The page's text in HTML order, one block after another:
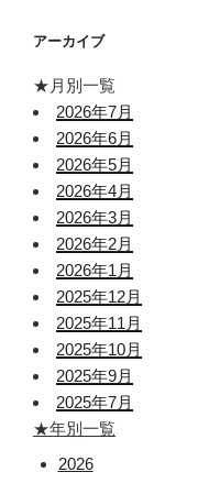
アーカイブ
★月別一覧
2026年7月
2026年6月
2026年5月
2026年4月
2026年3月
2026年2月
2026年1月
2025年12月
2025年11月
2025年10月
2025年9月
2025年7月
★年別一覧
2026